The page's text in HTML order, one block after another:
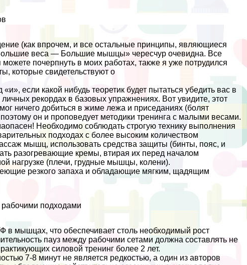
(как впрочем, и все остальные принципы, являющиеся
веса — Большие мышцы» чересчур очевидна. Все
почерпнуть в моих работах, также я уже потрудился
которые свидетельствуют о
если какой нибудь теоретик будет пытаться убедить вас в
рекордах в базовых упражнениях. Вот увидите, этот
ничего добиться в жиме лежа и приседаниях (болят
он и проповедует методики тренинга с малыми весами.
Необходимо соблюдать строгую технику выполнения
подходах с более высоким количеством
мышц, использовать средства защиты (бинты, пояс, и
разогревающие кремы, втирая их перед началом
нагрузке (плечи, грудные мышцы, колени).
резкого запаха и обладающие мягким, щадящим
подходами
в мышцах, что обеспечивает столь необходимый рост
пауз между рабочими сетами должна составлять не
силовой тренинг более 2 лет.
7-8 минут не является редкостью, а один из авторов